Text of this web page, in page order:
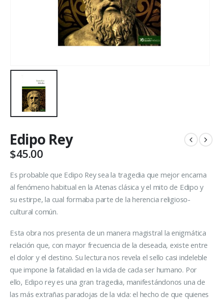
Edipo Rey
$45.00
Es probable que Edipo Rey sea la tragedia que mejor encarna
al fenómeno habitual en la Atenas clásica y el mito de Edipo y
su estirpe, la cual formaba parte de la herencia religioso-
cultural común.
Esta obra nos presenta de un manera magistral la enigmática
relación que, con mayor frecuencia de la deseada, existe entre
el dolor y el destino. Su lectura nos revela el sello casi indeleble
que impone la fatalidad en la vida de cada ser humano. Por
ello, Edipo rey es una gran tragedia, manifestándonos una de
las más extrañas paradojas de la vida: el hecho de que quienes